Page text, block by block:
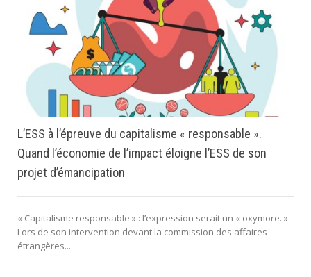
L’ESS à l’épreuve du capitalisme « responsable ».
Quand l’économie de l’impact éloigne l’ESS de son
projet d’émancipation
« Capitalisme responsable » : l’expression serait un « oxymore. »
Lors de son intervention devant la commission des affaires
étrangères...